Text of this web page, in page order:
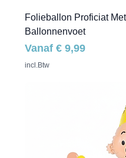
Folieballon Proficiat
Ballonnenvoet
Vanaf€ 9,99
Verkoopprijs
incl.Btw